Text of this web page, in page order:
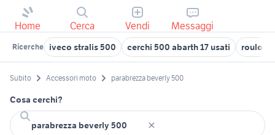
Home Cerca Vendi Messaggi
Ricerche iveco stralis 500 cerchi 500 abarth 17 usati roulotte
Subito Accessori moto parabrezza beverly 500
Cosa cerchi?